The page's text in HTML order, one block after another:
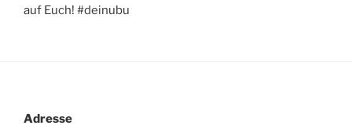
auf Euch! #deinubu
Adresse